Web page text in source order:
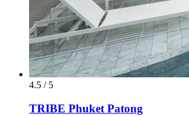
4.5 / 5
TRIBE Phuket Patong